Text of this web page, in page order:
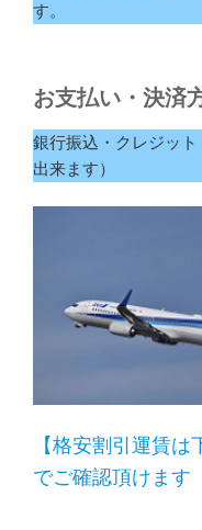
す。
お支払い・決済
銀行振込・クレジッ
出来ます）
【格安割引運賃
でご確認頂けます